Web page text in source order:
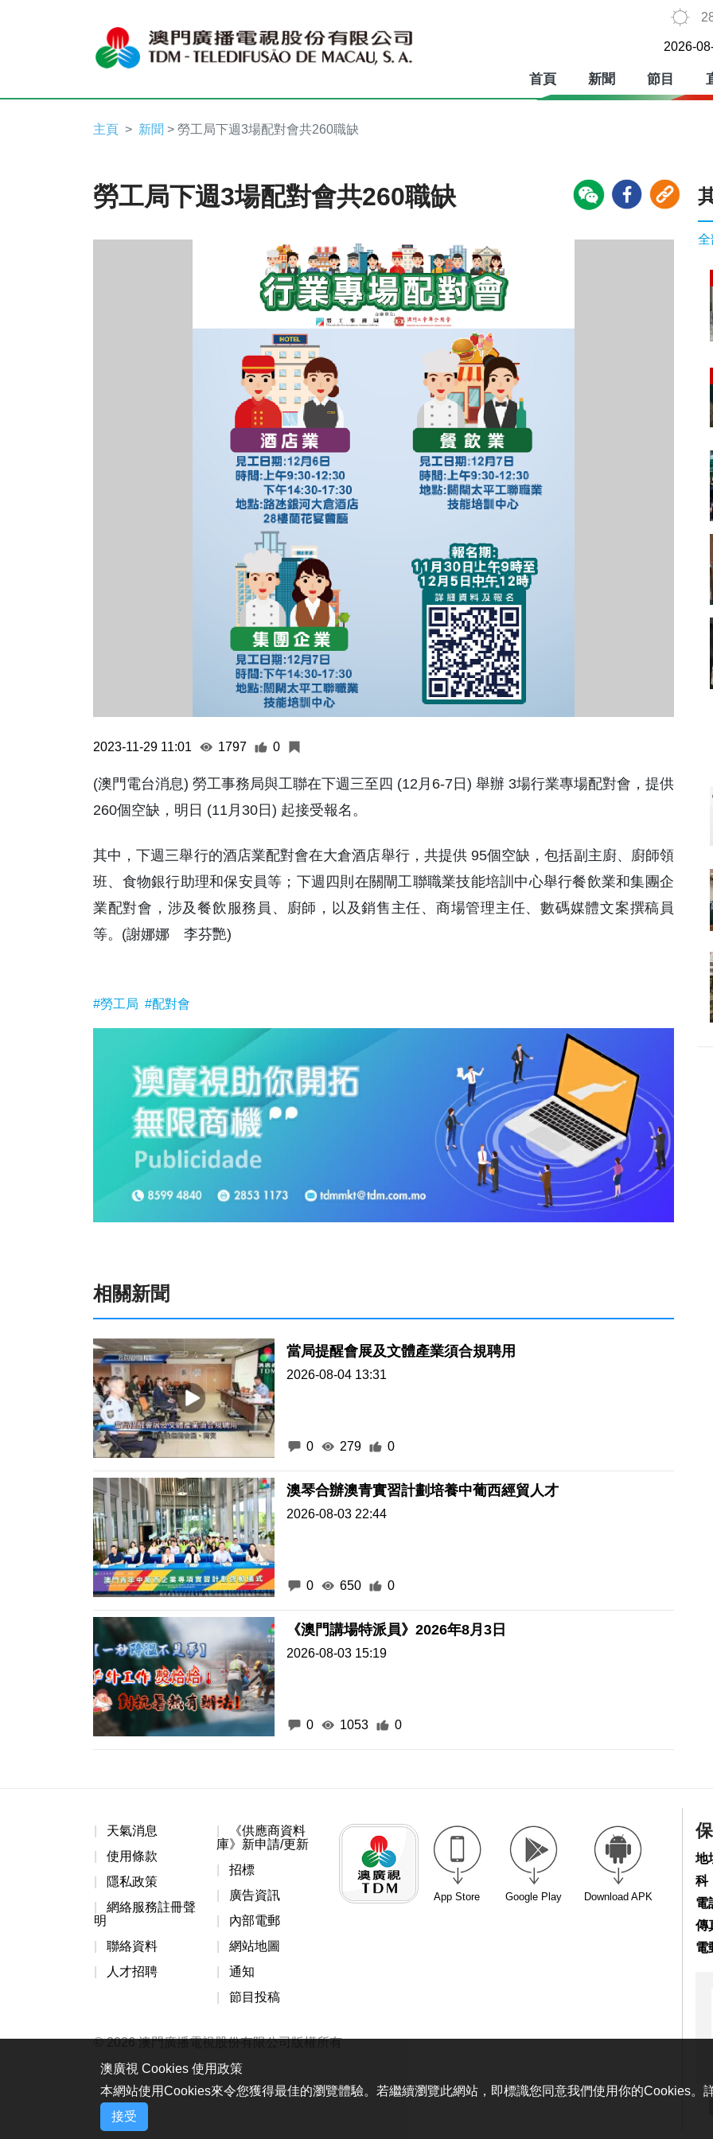
2026-
首頁 新聞 節目
主頁 新聞 > 勞工局下週3場配對會共260職缺
勞工局下週3場配對會共260職缺
2023-11-29 11:01 1797 0
(澳門電台消息) 勞工事務局與工聯在下週三至四 (12月6-7日) 舉辦 3場行業專場配對會，提供
260個空缺，明日 (11月30日) 起接受報名。
其中，下週三舉行的酒店業配對會在大倉酒店舉行，共提供 95個空缺，包括副主廚、廚師領
班、食物銀行助理和保安員等；下週四則在關閘工聯職業技能培訓中心舉行餐飲業和集團企
業配對會，涉及餐飲服務員、廚師，以及銷售主任、商場管理主任、數碼媒體文案撰稿員
等。(謝娜娜 李芬艷)
#勞工局 #配對會
相關新聞
當局提醒會展及文體產業須合規聘用
2026-08-04 13:31
0 279 0
澳琴合辦澳青實習計劃培養中葡西經貿人才
2026-08-03 22:44
0 650 0
《澳門講場特派員》2026年8月3日
2026-08-03 15:19
0 1053 0
全
天氣消息
使用條款
隱私政策
網絡服務註冊聲
明
聯絡資料
人才招聘
《供應商資料
庫》新申請/更新
招標
廣告資訊
內部電郵
網站地圖
通知
節目投稿
App Store Google Play Download APK
© 2026 澳門廣播電視股份有限公司版權所有
地
科
電
傳
電
澳廣視 Cookies 使用政策
本網站使用Cookies來令您獲得最佳的瀏覽體驗。若繼續瀏覽此網站，即標識您同意我們使用你的Cookies。
接受